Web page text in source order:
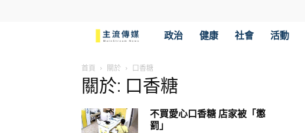
傳
媒
政治 健康 社會 活動
首頁 關於 口香糖
關於: 口香糖
不買愛心口香糖 店家被「懲
罰」